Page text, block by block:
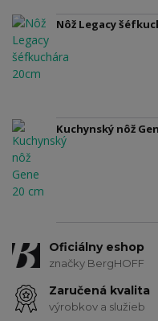
Nôž Legacy
Kuchynský nôž
Oficiálny eshop
značky BergHOFF
Zaručená kvalita
výrobkov a služieb